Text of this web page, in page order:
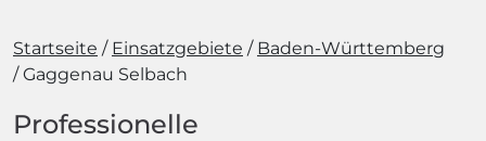
Startseite Einsatzgebiete
Baden-Württemberg
Gaggenau Selbach
Professionelle